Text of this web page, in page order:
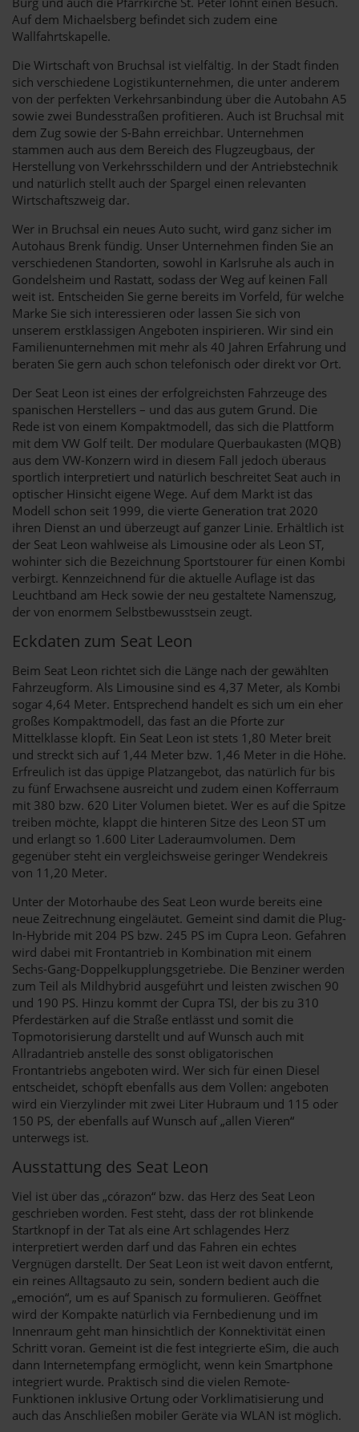
Auf dem Michaelsberg befindet sich zudem eine
Wallfahrtskapelle.
Die Wirtschaft von Bruchsal ist vielfältig. In der Stadt finden
sich verschiedene Logistikunternehmen, die unter anderem
von der perfekten Verkehrsanbindung über die Autobahn A5
sowie zwei Bundesstraßen profitieren. Auch ist Bruchsal mit
dem Zug sowie der S-Bahn erreichbar. Unternehmen
stammen auch aus dem Bereich des Flugzeugbaus, der
Herstellung von Verkehrsschildern und der Antriebstechnik
und natürlich stellt auch der Spargel einen relevanten
Wirtschaftszweig dar.
Wer in Bruchsal ein neues Auto sucht, wird ganz sicher im
Autohaus Brenk fündig. Unser Unternehmen finden Sie an
verschiedenen Standorten, sowohl in Karlsruhe als auch in
Gondelsheim und Rastatt, sodass der Weg auf keinen Fall
weit ist. Entscheiden Sie gerne bereits im Vorfeld, für welche
Marke Sie sich interessieren oder lassen Sie sich von
unserem erstklassigen Angeboten inspirieren. Wir sind ein
Familienunternehmen mit mehr als 40 Jahren Erfahrung und
beraten Sie gern auch schon telefonisch oder direkt vor Ort.
Der Seat Leon ist eines der erfolgreichsten Fahrzeuge des
spanischen Herstellers – und das aus gutem Grund. Die
Rede ist von einem Kompaktmodell, das sich die Plattform
mit dem VW Golf teilt. Der modulare Querbaukasten (MQB)
aus dem VW-Konzern wird in diesem Fall jedoch überaus
sportlich interpretiert und natürlich beschreitet Seat auch in
optischer Hinsicht eigene Wege. Auf dem Markt ist das
Modell schon seit 1999, die vierte Generation trat 2020
ihren Dienst an und überzeugt auf ganzer Linie. Erhältlich ist
der Seat Leon wahlweise als Limousine oder als Leon ST,
wohinter sich die Bezeichnung Sportstourer für einen Kombi
verbirgt. Kennzeichnend für die aktuelle Auflage ist das
Leuchtband am Heck sowie der neu gestaltete Namenszug,
der von enormem Selbstbewusstsein zeugt.
Eckdaten zum Seat Leon
Beim Seat Leon richtet sich die Länge nach der gewählten
Fahrzeugform. Als Limousine sind es 4,37 Meter, als Kombi
sogar 4,64 Meter. Entsprechend handelt es sich um ein eher
großes Kompaktmodell, das fast an die Pforte zur
Mittelklasse klopft. Ein Seat Leon ist stets 1,80 Meter breit
und streckt sich auf 1,44 Meter bzw. 1,46 Meter in die Höhe.
Erfreulich ist das üppige Platzangebot, das natürlich für bis
zu fünf Erwachsene ausreicht und zudem einen Kofferraum
mit 380 bzw. 620 Liter Volumen bietet. Wer es auf die Spitze
treiben möchte, klappt die hinteren Sitze des Leon ST um
und erlangt so 1.600 Liter Laderaumvolumen. Dem
gegenüber steht ein vergleichsweise geringer Wendekreis
von 11,20 Meter.
Unter der Motorhaube des Seat Leon wurde bereits eine
neue Zeitrechnung eingeläutet. Gemeint sind damit die Plug-
In-Hybride mit 204 PS bzw. 245 PS im Cupra Leon. Gefahren
wird dabei mit Frontantrieb in Kombination mit einem
Sechs-Gang-Doppelkupplungsgetriebe. Die Benziner werden
zum Teil als Mildhybrid ausgeführt und leisten zwischen 90
und 190 PS. Hinzu kommt der Cupra TSI, der bis zu 310
Pferdestärken auf die Straße entlässt und somit die
Topmotorisierung darstellt und auf Wunsch auch mit
Allradantrieb anstelle des sonst obligatorischen
Frontantriebs angeboten wird. Wer sich für einen Diesel
entscheidet, schöpft ebenfalls aus dem Vollen: angeboten
wird ein Vierzylinder mit zwei Liter Hubraum und 115 oder
150 PS, der ebenfalls auf Wunsch auf „allen Vieren“
unterwegs ist.
Ausstattung des Seat Leon
Viel ist über das „córazon“ bzw. das Herz des Seat Leon
geschrieben worden. Fest steht, dass der rot blinkende
Startknopf in der Tat als eine Art schlagendes Herz
interpretiert werden darf und das Fahren ein echtes
Vergnügen darstellt. Der Seat Leon ist weit davon entfernt,
ein reines Alltagsauto zu sein, sondern bedient auch die
„emoción“, um es auf Spanisch zu formulieren. Geöffnet
wird der Kompakte natürlich via Fernbedienung und im
Innenraum geht man hinsichtlich der Konnektivität einen
Schritt voran. Gemeint ist die fest integrierte eSim, die auch
dann Internetempfang ermöglicht, wenn kein Smartphone
integriert wurde. Praktisch sind die vielen Remote-
Funktionen inklusive Ortung oder Vorklimatisierung und
auch das Anschließen mobiler Geräte via WLAN ist möglich.